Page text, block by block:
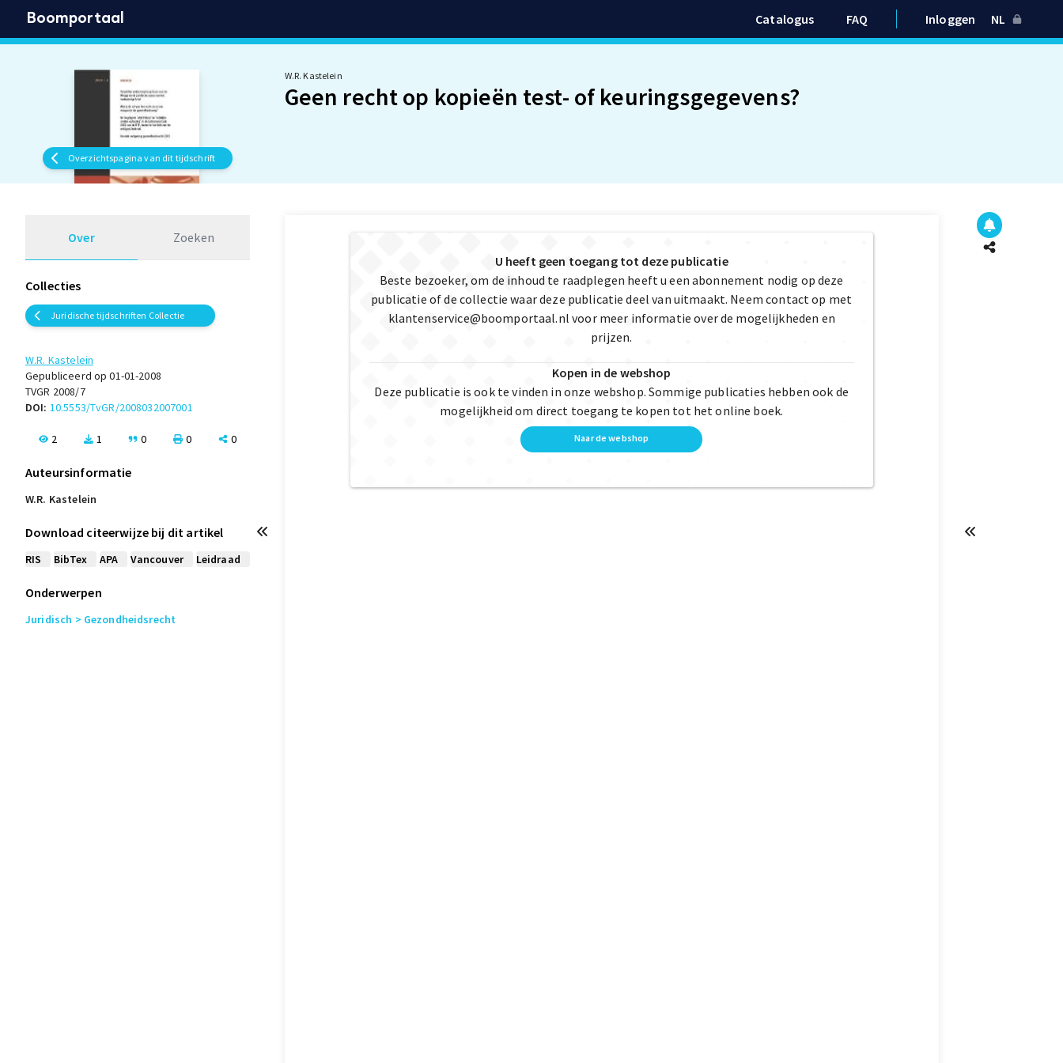
Boomportaal Catalogus FAQ Inloggen NL
Overzichtspagina van dit tijdschrift
W.R. Kastelein
Geen recht op kopieën test- of keuringsgegevens?
Over Zoeken
Collecties
Juridische tijdschriften Collectie
W.R. Kastelein
Gepubliceerd op 01-01-2008
TVGR 2008/7
DOI: 10.5553/TvGR/2008032007001
2 1 0 0 0
Auteursinformatie
W.R. Kastelein
Download citeerwijze bij dit artikel
RIS BibTex APA Vancouver Leidraad
Onderwerpen
Juridisch > Gezondheidsrecht
U heeft geen toegang tot deze publicatie
Beste bezoeker, om de inhoud te raadplegen heeft u een abonnement nodig op deze
publicatie of de collectie waar deze publicatie deel van uitmaakt. Neem contact op met
klantenservice@boomportaal.nl voor meer informatie over de mogelijkheden en
prijzen.
Kopen in de webshop
Deze publicatie is ook te vinden in onze webshop. Sommige publicaties hebben ook de
mogelijkheid om direct toegang te kopen tot het online boek.
Naar de webshop